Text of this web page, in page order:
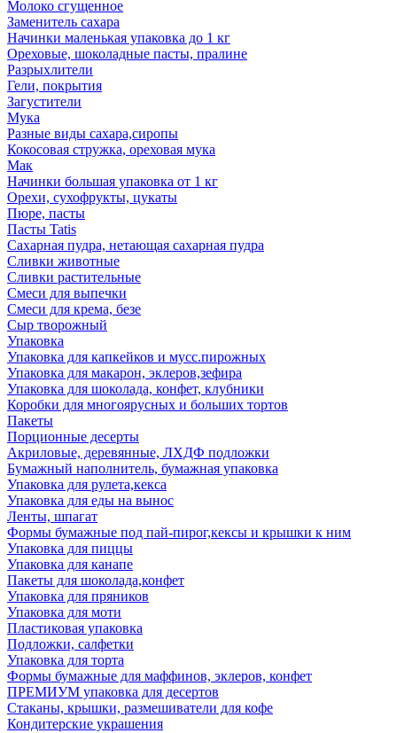
Молоко сгущенное
Заменитель сахара
Начинки маленькая упаковка до 1 кг
Ореховые, шоколадные пасты, пралине
Разрыхлители
Гели, покрытия
Загустители
Мука
Разные виды сахара,сиропы
Кокосовая стружка, ореховая мука
Мак
Начинки большая упаковка от 1 кг
Орехи, сухофрукты, цукаты
Пюре, пасты
Пасты Tatis
Сахарная пудра, нетающая сахарная пудра
Сливки животные
Сливки растительные
Смеси для выпечки
Смеси для крема, безе
Сыр творожный
Упаковка
Упаковка для капкейков и мусс.пирожных
Упаковка для макарон, эклеров,зефира
Упаковка для шоколада, конфет, клубники
Коробки для многоярусных и больших тортов
Пакеты
Порционные десерты
Акриловые, деревянные, ЛХДФ подложки
Бумажный наполнитель, бумажная упаковка
Упаковка для рулета,кекса
Упаковка для еды на вынос
Ленты, шпагат
Формы бумажные под пай-пирог,кексы и крышки к ним
Упаковка для пиццы
Упаковка для канапе
Пакеты для шоколада,конфет
Упаковка для пряников
Упаковка для моти
Пластиковая упаковка
Подложки, салфетки
Упаковка для торта
Формы бумажные для маффинов, эклеров, конфет
ПРЕМИУМ упаковка для десертов
Стаканы, крышки, размешиватели для кофе
Кондитерские украшения